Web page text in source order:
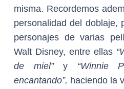
misma. Recordemos
personalidad del doblaje,
personajes de varias
Walt Disney, entre ellas
de miel”y “Winnie
encantando”, haciendo la